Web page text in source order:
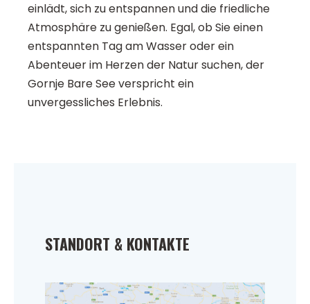
einlädt, sich zu entspannen und die friedliche
Atmosphäre zu genießen. Egal, ob Sie einen
entspannten Tag am Wasser oder ein
Abenteuer im Herzen der Natur suchen, der
Gornje Bare See verspricht ein
unvergessliches Erlebnis.
STANDORT & KONTAKTE